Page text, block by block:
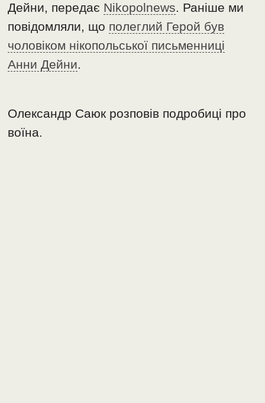
Дейни, передає Nikopolnews. Раніше ми
повідомляли, що полеглий Герой був
чоловіком нікопольської письменниці
Анни Дейни.
Олександр Саюк розповів подробиці про
воїна.